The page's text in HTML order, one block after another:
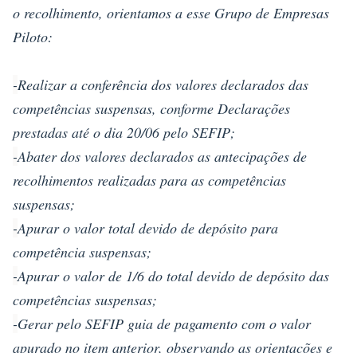
o recolhimento, orientamos a esse Grupo de Empresas
Piloto:
-Realizar a conferência dos valores declarados das
competências suspensas, conforme Declarações
prestadas até o dia 20/06 pelo SEFIP;
-Abater dos valores declarados as antecipações de
recolhimentos realizadas para as competências
suspensas;
-Apurar o valor total devido de depósito para
competência suspensas;
-Apurar o valor de 1/6 do total devido de depósito das
competências suspensas;
-Gerar pelo SEFIP guia de pagamento com o valor
apurado no item anterior, observando as orientações e